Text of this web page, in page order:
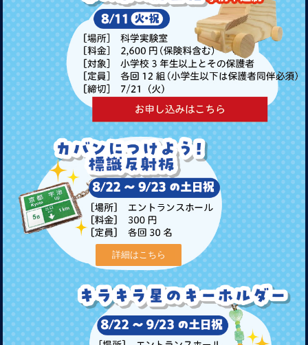
詳細はこちら